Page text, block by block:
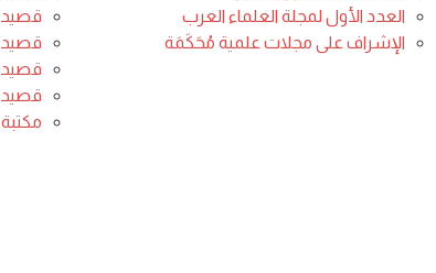
العدد الأول لمجلة العلماء العرب
الإشراف على مجلات علمية مُحَكَمَة
Sorry, but nothing matched your